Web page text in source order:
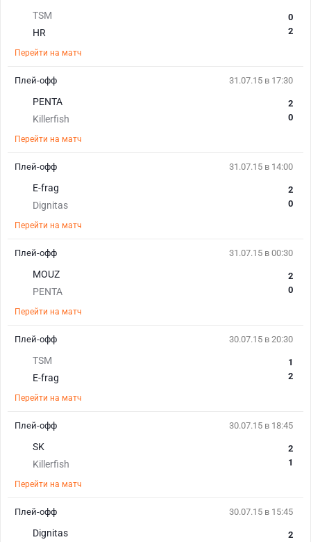
TSM
HR
0
2
Перейти на матч
31.07.15 в 17:30
PENTA
Killerfish
2
0
Перейти на матч
Плей-офф
31.07.15 в 14:00
E-frag
Dignitas
2
0
Перейти на матч
Плей-офф
31.07.15 в 00:30
MOUZ
PENTA
2
0
Перейти на матч
Плей-офф
30.07.15 в 20:30
TSM
E-frag
1
2
Перейти на матч
Плей-офф
30.07.15 в 18:45
SK
Killerfish
2
1
Перейти на матч
Плей-офф
30.07.15 в 15:45
Dignitas
2
Плей-офф